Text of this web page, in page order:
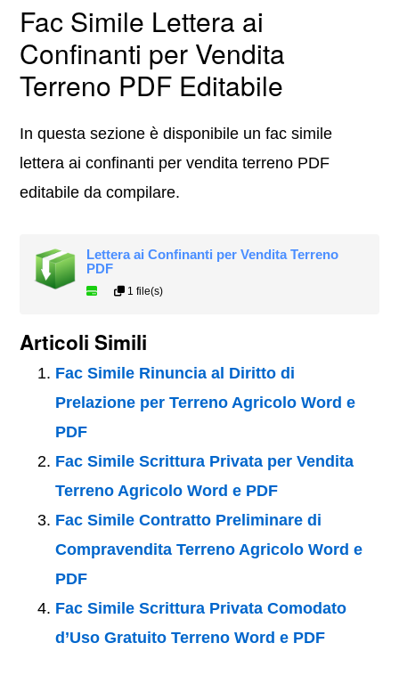
Fac Simile Lettera ai
Confinanti per Vendita
Terreno PDF Editabile
In questa sezione è disponibile un fac simile
lettera ai confinanti per vendita terreno PDF
editabile da compilare.
Lettera ai Confinanti per Vendita Terreno
PDF
1 file(s)
Articoli Simili
Fac Simile Rinuncia al Diritto di
Prelazione per Terreno Agricolo Word e
PDF
Fac Simile Scrittura Privata per Vendita
Terreno Agricolo Word e PDF
Fac Simile Contratto Preliminare di
Compravendita Terreno Agricolo Word e
PDF
Fac Simile Scrittura Privata Comodato
d’Uso Gratuito Terreno Word e PDF